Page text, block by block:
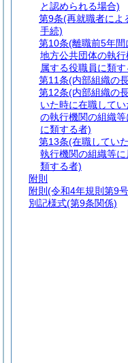
と認められる場合)
第9条(再就職者によ
手続)
第10条(離職前5年間
地方公共団体の執
属する役職員に類す
第11条(内部組織の
第12条(内部組織の
いた時に在職して
の執行機関の組織
に類する者)
第13条(在職してい
執行機関の組織等
類する者)
附則
附則 (令和4年規則第9
別記様式(第9条関係)